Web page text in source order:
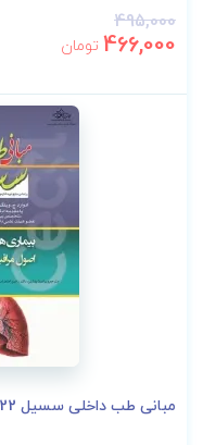
495,000
466,000 تومان
مبانی طب داخلی سسیل 2022 بیماری‌های تنفسی و اصول م...